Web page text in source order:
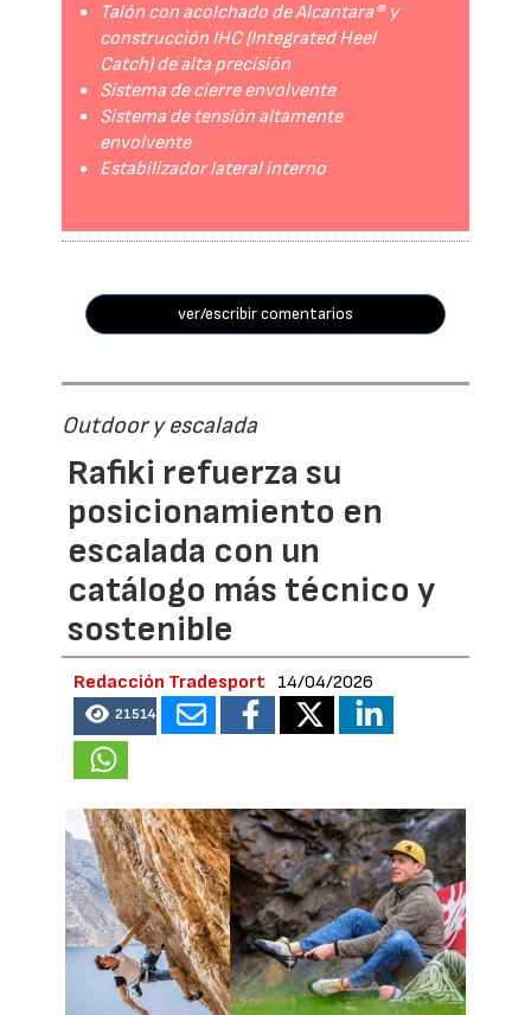
Talón con acolchado de Alcantara® y
construcción IHC (Integrated Heel
Catch) de alta precisión
Sistema de cierre envolvente
Sistema de tensión altamente
envolvente
Estabilizador lateral interno
ver/escribir comentarios
Outdoor y escalada
Rafiki refuerza su
posicionamiento en
escalada con un
catálogo más técnico y
sostenible
Redacción Tradesport 14/04/2026
21514